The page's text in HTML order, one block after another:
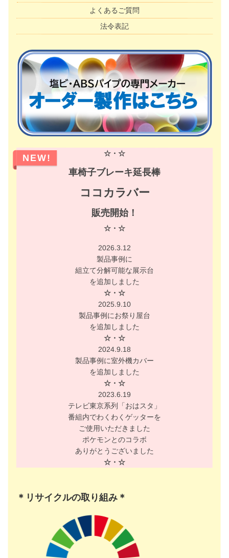
よくあるご質問
法令表記
NEW! ☆・☆
車椅子ブレーキ延長棒
ココカラバー
販売開始！
☆・☆
2026.3.12
製品事例に
組立て分解可能な展示台
を追加しました
☆・☆
2025.9.10
製品事例にお祭り屋台
を追加しました
☆・☆
2024.9.18
製品事例に室外機カバー
を追加しました
☆・☆
2023.6.19
テレビ東京系列「おはスタ」
番組内でわくわくゲッターを
ご使用いただきました
ポケモンとのコラボ
ありがとうございました
☆・☆
＊リサイクルの取り組み＊